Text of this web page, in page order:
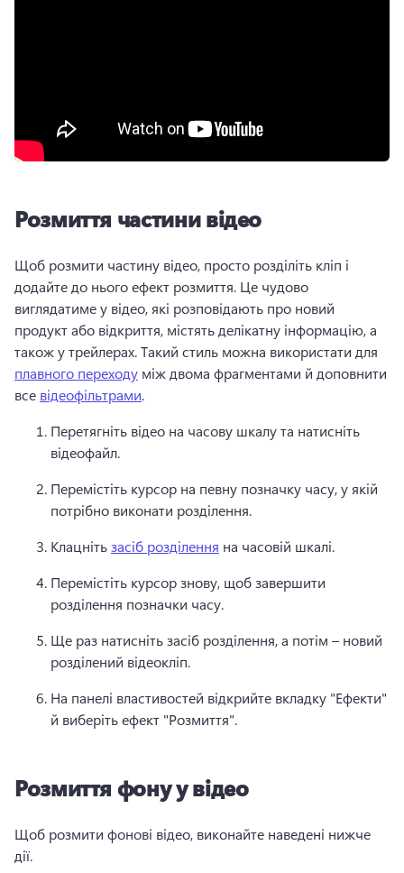
Розмиття частини відео
Щоб розмити частину відео, просто розділіть кліп і
додайте до нього ефект розмиття. Це чудово
виглядатиме у відео, які розповідають про новий
продукт або відкриття, містять делікатну інформацію, а
також у трейлерах. Такий стиль можна використати для
плавного переходу між двома фрагментами й доповнити
все відеофільтрами.
Перетягніть відео на часову шкалу та натисніть
відеофайл.
Перемістіть курсор на певну позначку часу, у якій
потрібно виконати розділення.
Клацніть засіб розділення на часовій шкалі.
Перемістіть курсор знову, щоб завершити
розділення позначки часу.
Ще раз натисніть засіб розділення, а потім – новий
розділений відеокліп.
На панелі властивостей відкрийте вкладку "Ефекти"
й виберіть ефект "Розмиття".
Розмиття фону у відео
Щоб розмити фонові відео, виконайте наведені нижче
дії.